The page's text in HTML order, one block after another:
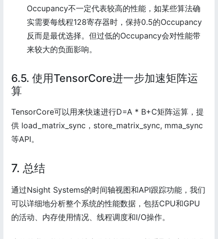
Occupancy不一定代表较高的性能，如某些算法确
实需要每线程128寄存器时，保持0.5的Occupancy
反而是最优选择。但过低的Occupancy会对性能带
来较大的负面影响。
6.5. 使用TensorCore进一步加速矩阵运
算
TensorCore可以用来快速进行D=A * B+C矩阵运算，提
供 load_matrix_sync，store_matrix_sync, mma_sync
等API。
7. 总结
通过Nsight Systems的时间轴视图和API跟踪功能，我们
可以详细地分析整个系统的性能数据，包括CPU和GPU
的活动、内存使用情况、线程调度和I/O操作。